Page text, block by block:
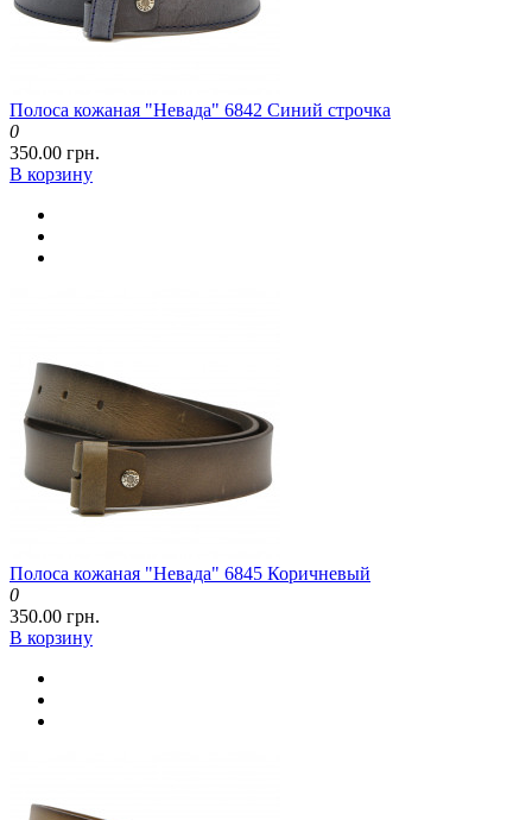
Полоса кожаная "Невада" 6842 Синий строчка
0
350.00 грн.
В корзину
Полоса кожаная "Невада" 6845 Коричневый
0
350.00 грн.
В корзину